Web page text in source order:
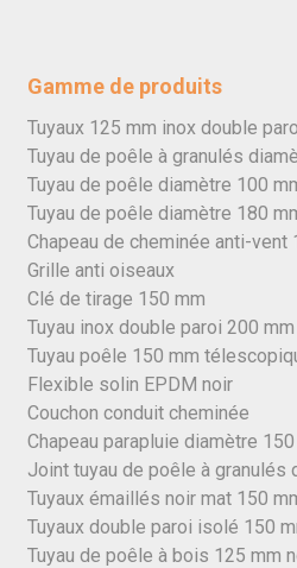
Gamme de produits
Tuyaux 125 mm inox double
Tuyau de poêle à granulés
Tuyau de poêle diamètre 100
Tuyau de poêle diamètre 180
Chapeau de cheminée anti-vent
Grille anti oiseaux
Clé de tirage 150 mm
Tuyau inox double paroi 200 mm
Tuyau poêle 150 mm
Flexible solin EPDM noir
Couchon conduit cheminée
Chapeau parapluie diamètre
Joint tuyau de poêle à granulés
Tuyaux émaillés noir mat 150
Tuyaux double paroi isolé 150
Tuyau de poêle à bois 125 mm